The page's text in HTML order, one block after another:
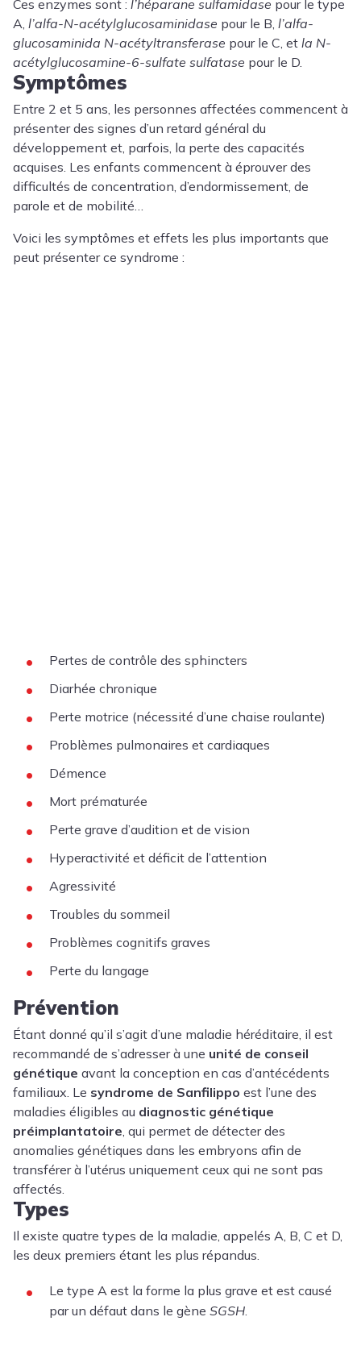
Ces enzymes sont : l’héparane sulfamidase pour le type
A, l’alfa-N-acétylglucosaminidase pour le B, l’alfa-
glucosaminida N-acétyltransferase pour le C, et la N-
acétylglucosamine-6-sulfate sulfatase pour le D.
Symptômes
Entre 2 et 5 ans, les personnes affectées commencent à
présenter des signes d’un retard général du
développement et, parfois, la perte des capacités
acquises. Les enfants commencent à éprouver des
difficultés de concentration, d’endormissement, de
parole et de mobilité…
Voici les symptômes et effets les plus importants que
peut présenter ce syndrome :
Pertes de contrôle des sphincters
Diarhée chronique
Perte motrice (nécessité d’une chaise roulante)
Problèmes pulmonaires et cardiaques
Démence
Mort prématurée
Perte grave d’audition et de vision
Hyperactivité et déficit de l’attention
Agressivité
Troubles du sommeil
Problèmes cognitifs graves
Perte du langage
Prévention
Étant donné qu’il s’agit d’une maladie héréditaire, il est
recommandé de s’adresser à une unité de conseil
génétique avant la conception en cas d’antécédents
familiaux. Le syndrome de Sanfilippo est l’une des
maladies éligibles au diagnostic génétique
préimplantatoire, qui permet de détecter des
anomalies génétiques dans les embryons afin de
transférer à l’utérus uniquement ceux qui ne sont pas
affectés.
Types
Il existe quatre types de la maladie, appelés A, B, C et D,
les deux premiers étant les plus répandus.
Le type A est la forme la plus grave et est causé
par un défaut dans le gène SGSH.